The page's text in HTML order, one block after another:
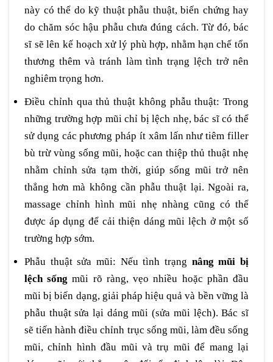
này có thể do kỹ thuật phẫu thuật, biến chứng hay
do chăm sóc hậu phẫu chưa đúng cách. Từ đó, bác
sĩ sẽ lên kế hoạch xử lý phù hợp, nhằm hạn chế tổn
thương thêm và tránh làm tình trạng lệch trở nên
nghiêm trọng hơn.
Điều chỉnh qua thủ thuật không phẫu thuật: Trong
những trường hợp mũi chỉ bị lệch nhẹ, bác sĩ có thể
sử dụng các phương pháp ít xâm lấn như tiêm filler
bù trừ vùng sống mũi, hoặc can thiệp thủ thuật nhẹ
nhằm chỉnh sửa tạm thời, giúp sống mũi trở nên
thẳng hơn mà không cần phẫu thuật lại. Ngoài ra,
massage chỉnh hình mũi nhẹ nhàng cũng có thể
được áp dụng để cải thiện dáng mũi lệch ở một số
trường hợp sớm.
Phẫu thuật sửa mũi: Nếu tình trạng nâng mũi bị
lệch sống mũi rõ ràng, vẹo nhiều hoặc phần đầu
mũi bị biến dạng, giải pháp hiệu quả và bền vững là
phẫu thuật sửa lại dáng mũi (sửa mũi lệch). Bác sĩ
sẽ tiến hành điều chỉnh trục sống mũi, làm đều sống
mũi, chỉnh hình đầu mũi và trụ mũi để mang lại